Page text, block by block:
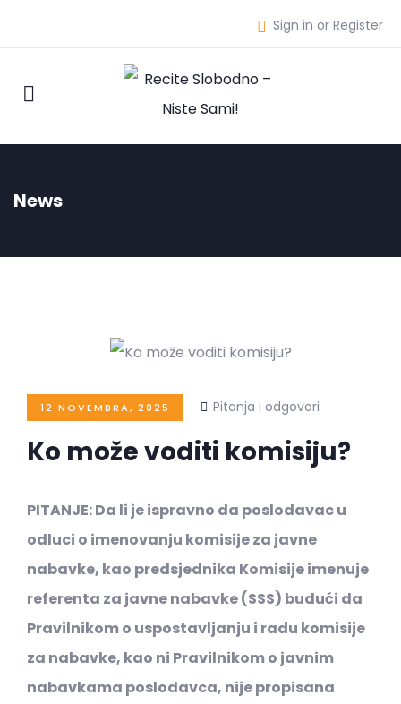
Sign in or Register
News
12 NOVEMBRA, 2025 Pitanja i odgovori
Ko može voditi komisiju?
PITANJE: Da li je ispravno da poslodavac u
odluci o imenovanju komisije za javne
nabavke, kao predsjednika Komisije imenuje
referenta za javne nabavke (SSS) budući da
Pravilnikom o uspostavljanju i radu komisije
za nabavke, kao ni Pravilnikom o javnim
nabavkama poslodavca, nije propisana